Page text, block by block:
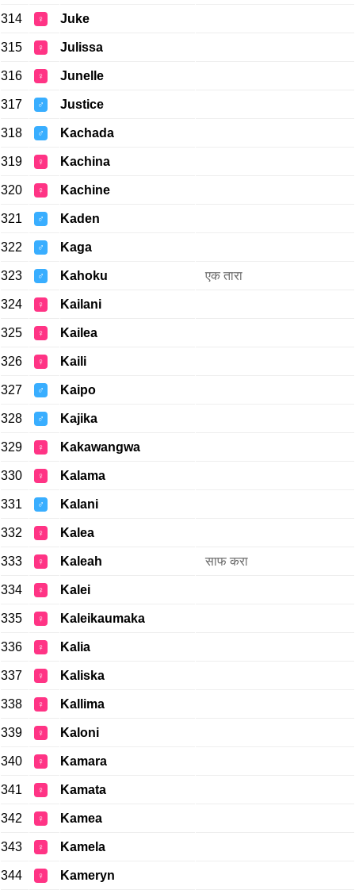
314 ♀ Juke
315 ♀ Julissa
316 ♀ Junelle
317 ♂ Justice
318 ♂ Kachada
319 ♀ Kachina
320 ♀ Kachine
321 ♂ Kaden
322 ♂ Kaga
323 ♂ Kahoku एक तारा
324 ♀ Kailani
325 ♀ Kailea
326 ♀ Kaili
327 ♂ Kaipo
328 ♂ Kajika
329 ♀ Kakawangwa
330 ♀ Kalama
331 ♂ Kalani
332 ♀ Kalea
333 ♀ Kaleah साफ करा
334 ♀ Kalei
335 ♀ Kaleikaumaka
336 ♀ Kalia
337 ♀ Kaliska
338 ♀ Kallima
339 ♀ Kaloni
340 ♀ Kamara
341 ♀ Kamata
342 ♀ Kamea
343 ♀ Kamela
344 ♀ Kameryn